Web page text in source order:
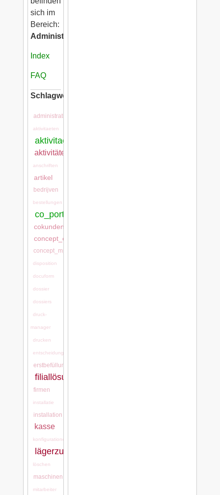
sich im
Bereich:
Administration
Index
FAQ
Schlagwörter:
administration
aktivitaeten
aktivitaeten:aktivitaeten
aktivitätenarten
anschriften
artikel
bedrijven
bestellungen
co_portal:co_portal
cokundentool,
concept_cash
concept_mps
disposition
docuform
dossier
dossiers
druck-
manager
drucken
entscheidungsgründe
erstbefüllung
filiallösung
firmen
installatie
installation
kasse
konfigurationen
lägerzuordnung
löschen
maschinen
mitarbeiter